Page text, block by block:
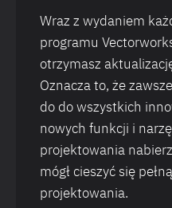
Wraz z wydaniem
programu
otrzymasz
Oznacza to, że
do do wszystkich
nowych funkcji i
projektowania
mógł cieszyć się
projektowania.